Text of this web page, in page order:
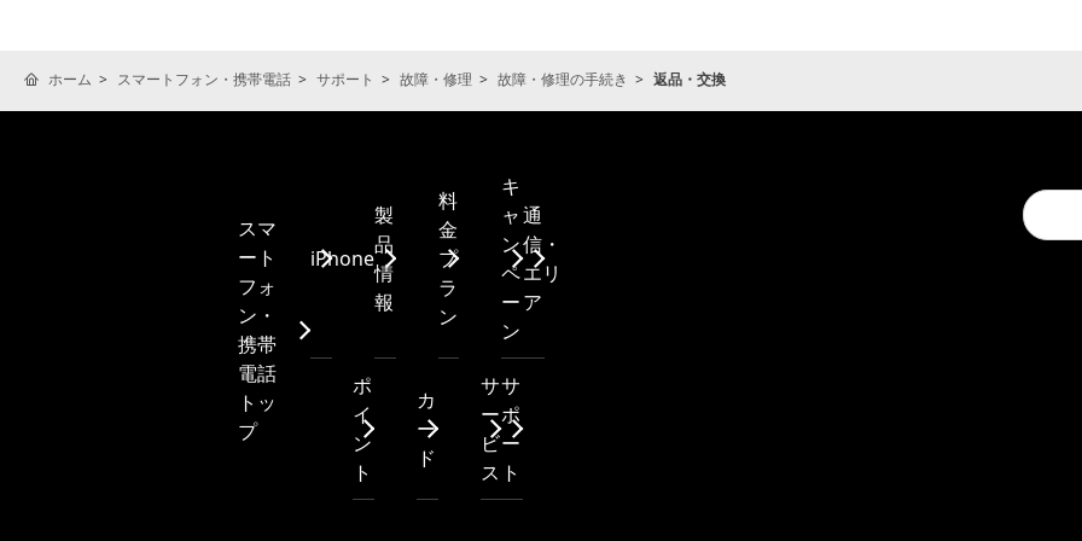
ホーム スマートフォン・携帯電話 サポート 故障・修理 故障・修理の手続き 返品・交換
Conduct
a
search
スマ
ート
フォ
ン・
携帯
電話
トッ
プ
iPhone
製
品
情
報
料
金
プ
ラ
ン
キ
ャ
ン
ペ
ー
ン
通
信・
エリ
ア
ポ
イ
ン
ト
カ
ー
ド
サ
ー
ビ
ス
サ
ポ
ー
ト